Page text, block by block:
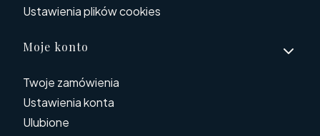
Ustawienia plików cookies
Moje konto
Twoje zamówienia
Ustawienia konta
Ulubione